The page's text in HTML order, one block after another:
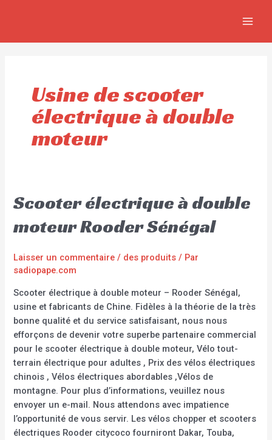
Usine de scooter
électrique à double
moteur
Scooter électrique à double
moteur Rooder Sénégal
Laisser un commentaire / des produits / Par
sadiopape.com
Scooter électrique à double moteur – Rooder Sénégal,
usine et fabricants de Chine. Fidèles à la théorie de la très
bonne qualité et du service satisfaisant, nous nous
efforçons de devenir votre superbe partenaire commercial
pour le scooter électrique à double moteur, Vélo tout-
terrain électrique pour adultes , Prix des vélos électriques
chinois , Vélos électriques abordables ,Vélos de
montagne. Pour plus d’informations, veuillez nous
envoyer un e-mail. Nous attendons avec impatience
l’opportunité de vous servir. Les vélos chopper et scooters
électriques Rooder citycoco fourniront Dakar, Touba,